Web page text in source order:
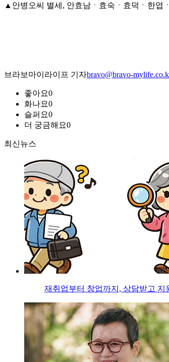
▲안병오씨 별세, 안효남ㆍ효숙ㆍ효덕ㆍ한엽
브라보마이라이프 기자bravo@bravo-
좋아요0
화나요0
슬퍼요0
더 궁금해요0
최신뉴스
재취업부터 창업까지, 상담받고 지